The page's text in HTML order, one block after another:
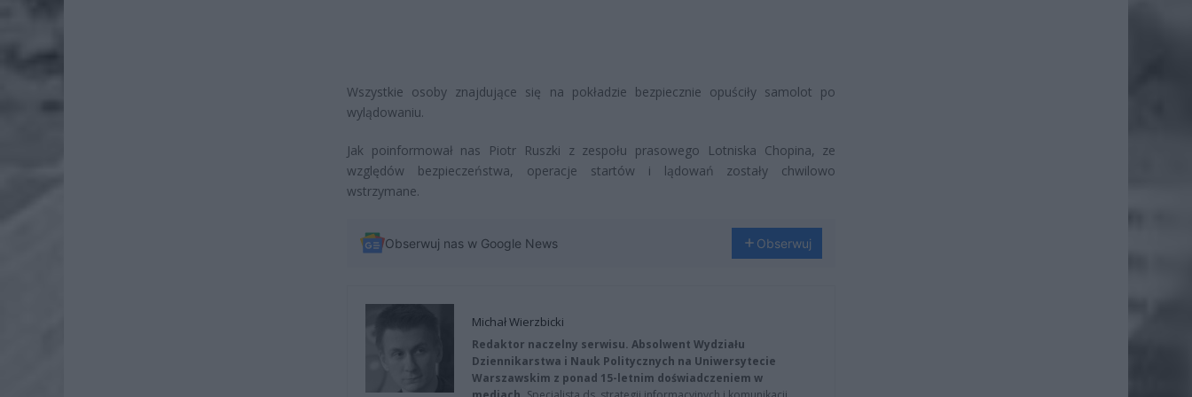
Wszystkie osoby znajdujące się na pokładzie bezpiecznie opuściły samolot po
wylądowaniu.
Jak poinformował nas Piotr Ruszki z zespołu prasowego Lotniska Chopina, ze
względów bezpieczeństwa, operacje startów i lądowań zostały chwilowo
wstrzymane.
Obserwuj nas w Google News Obserwuj
Michał Wierzbicki
Redaktor naczelny serwisu. Absolwent Wydziału
Dziennikarstwa i Nauk Politycznych na Uniwersytecie
Warszawskim z ponad 15-letnim doświadczeniem w